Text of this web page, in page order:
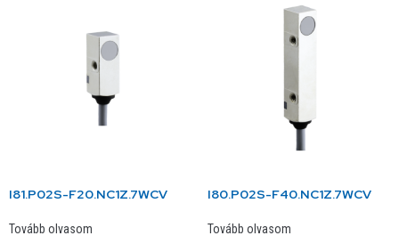
I81.P02S-F20.NC1Z.7WCV
Tovább olvasom
I80.P02S-F40.NC1Z.7WCV
Tovább olvasom